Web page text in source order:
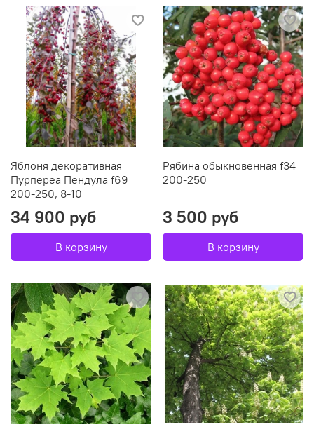
Яблоня декоративная
Пурпереа Пендула f69
200-250, 8-10
34 900 руб
В корзину
Рябина обыкновенная f34
200-250
3 500 руб
В корзину